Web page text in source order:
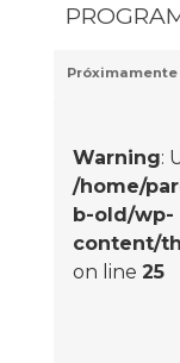
Próximamente
Warning:
/home/
b-old/wp-
content/
on line 25